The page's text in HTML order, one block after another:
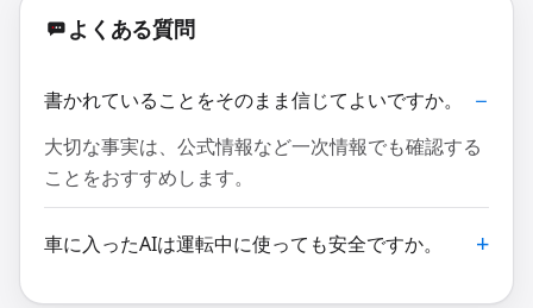
よくある質問
書かれていることをそのまま信じてよいですか。
大切な事実は、公式情報など一次情報でも確認する
ことをおすすめします。
車に入ったAIは運転中に使っても安全ですか。